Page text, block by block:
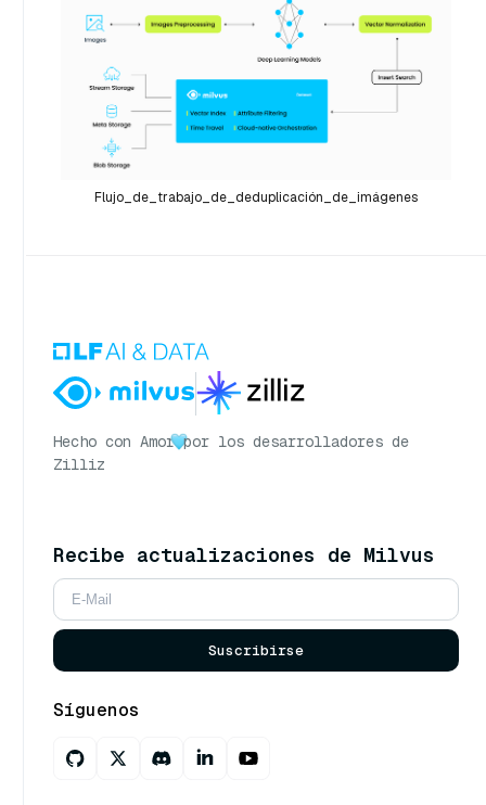
Flujo_de_trabajo_de_deduplicación_de_imágenes
Hecho con Amor por los desarrolladores de
Zilliz
Recibe actualizaciones de Milvus
Suscribirse
Síguenos